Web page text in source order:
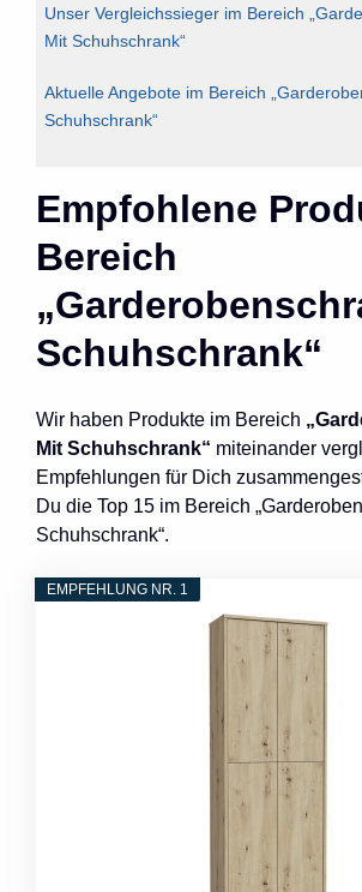
Unser Vergleichssieger im Bereich
Mit Schuhschrank“
Aktuelle Angebote im Bereich
Schuhschrank“
Empfohlene
Bereich
Schuhschrank“
Wir haben Produkte im Bereich
Mit Schuhschrank“ miteinander
Empfehlungen für Dich
Du die Top 15 im Bereich
Schuhschrank“.
EMPFEHLUNG NR. 1